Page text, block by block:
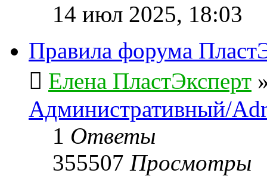
14 июл 2025, 18:03
Правила форума
Елена ПластЭксперт
Административный/
1 Ответы
355507 Просмотры